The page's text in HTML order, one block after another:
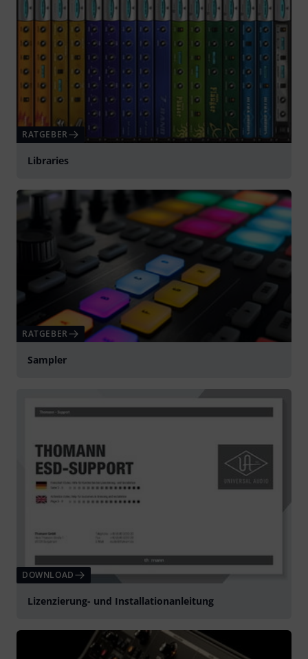
RATGEBER
Libraries
RATGEBER
Sampler
DOWNLOAD
Lizenzierung- und Installationanleitung